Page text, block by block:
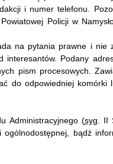
i numer telefonu.
Policji w
na pytania prawne i nie
Podany
pism procesowych.
do odpowiedniej komórki
Administracyjnego (syg .
bądź